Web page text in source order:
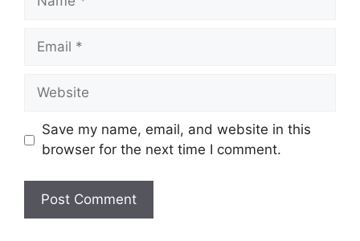
Email
Website
Save my name, email, and website in this
browser for the next time I comment.